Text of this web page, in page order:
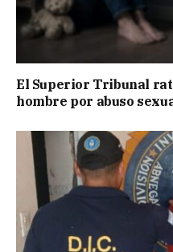
El Superior Tribunal
hombre por abuso